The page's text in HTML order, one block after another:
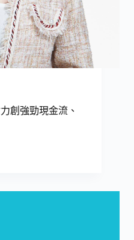
創強勁現金流、